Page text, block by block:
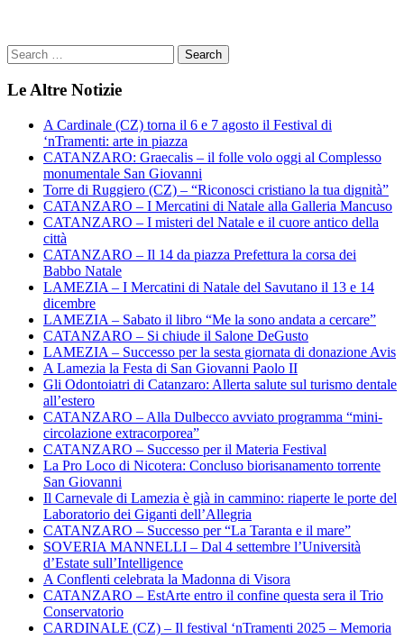
Le Altre Notizie
A Cardinale (CZ) torna il 6 e 7 agosto il Festival di
‘nTramenti: arte in piazza
CATANZARO: Graecalis – il folle volo oggi al Complesso
monumentale San Giovanni
Torre di Ruggiero (CZ) – “Riconosci cristiano la tua dignità”
CATANZARO – I Mercatini di Natale alla Galleria Mancuso
CATANZARO – I misteri del Natale e il cuore antico della
città
CATANZARO – Il 14 da piazza Prefettura la corsa dei
Babbo Natale
LAMEZIA – I Mercatini di Natale del Savutano il 13 e 14
dicembre
LAMEZIA – Sabato il libro “Me la sono andata a cercare”
CATANZARO – Si chiude il Salone DeGusto
LAMEZIA – Successo per la sesta giornata di donazione Avis
A Lamezia la Festa di San Giovanni Paolo II
Gli Odontoiatri di Catanzaro: Allerta salute sul turismo dentale
all’estero
CATANZARO – Alla Dulbecco avviato programma “mini-
circolazione extracorporea”
CATANZARO – Successo per il Materia Festival
La Pro Loco di Nicotera: Concluso biorisanamento torrente
San Giovanni
Il Carnevale di Lamezia è già in cammino: riaperte le porte del
Laboratorio dei Giganti dell’Allegria
CATANZARO – Successo per “La Taranta e il mare”
SOVERIA MANNELLI – Dal 4 settembre l’Università
d’Estate sull’Intelligence
A Conflenti celebrata la Madonna di Visora
CATANZARO – EstArte entro il confine questa sera il Trio
Conservatorio
CARDINALE (CZ) – Il festival ‘nTramenti 2025 – Memoria